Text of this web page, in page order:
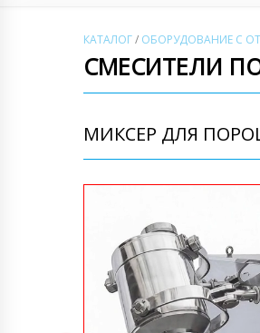
КАТАЛОГ/ ОБОРУДОВАНИЕ С
СМЕСИТЕЛИ
МИКСЕР ДЛЯ